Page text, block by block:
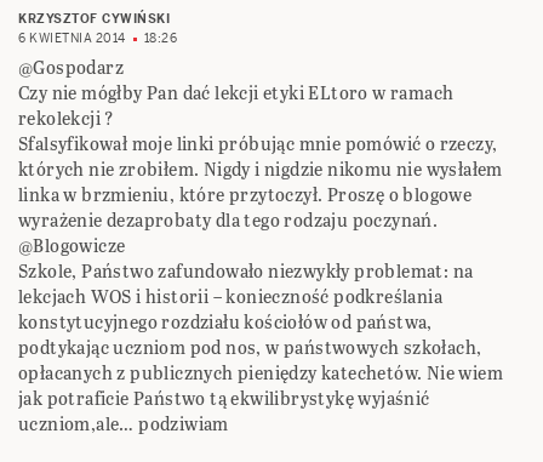
KRZYSZTOF CYWIŃSKI
6 KWIETNIA 2014
18:26
@Gospodarz
Czy nie mógłby Pan dać lekcji etyki ELtoro w ramach
rekolekcji ?
Sfalsyfikował moje linki próbując mnie pomówić o rzeczy,
których nie zrobiłem. Nigdy i nigdzie nikomu nie wysłałem
linka w brzmieniu, które przytoczył. Proszę o blogowe
wyrażenie dezaprobaty dla tego rodzaju poczynań.
@Blogowicze
Szkole, Państwo zafundowało niezwykły problemat: na
lekcjach WOS i historii – konieczność podkreślania
konstytucyjnego rozdziału kościołów od państwa,
podtykając uczniom pod nos, w państwowych szkołach,
opłacanych z publicznych pieniędzy katechetów. Nie wiem
jak potraficie Państwo tą ekwilibrystykę wyjaśnić
uczniom,ale… podziwiam